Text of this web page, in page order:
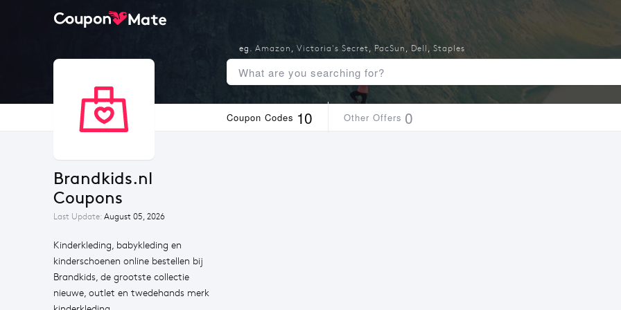
Coupon Codes 10 Other Offers 0
Brandkids.nl
Coupons
Last Update: August 05, 2026
Kinderkleding, babykleding en
kinderschoenen online bestellen bij
Brandkids, de grootste collectie
nieuwe, outlet en twedehands merk
eg. Amazon , Victoria's Secret, PacSun , Dell , Staples